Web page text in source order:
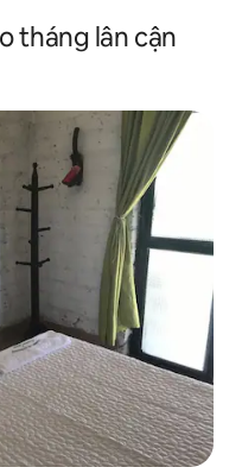
tháng lân cận